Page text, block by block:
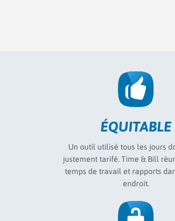
ÉQUITABLE
Un outil utilisé tous les jours
justement tarifé. Time & Bill
temps de travail et rapports
endroit.